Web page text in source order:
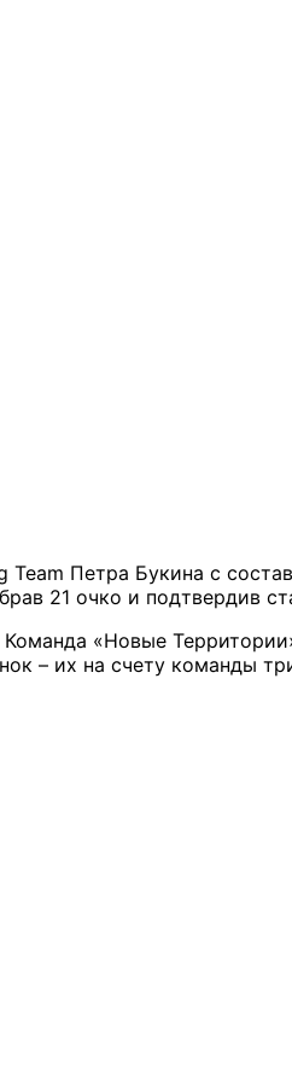
Team Петра Букина с
21 очко и подтвердив
«Новые
– их на счету команды